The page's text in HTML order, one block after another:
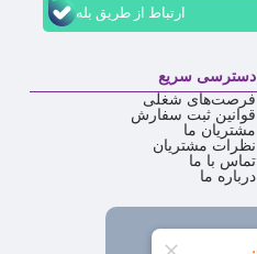
ارتباط از طریق بله
دسترسی سریع
فرصت‌های شغلی
قوانین ثبت سفارش
مشتریان ما
نظرات مشتریان
تماس با ما
درباره ما